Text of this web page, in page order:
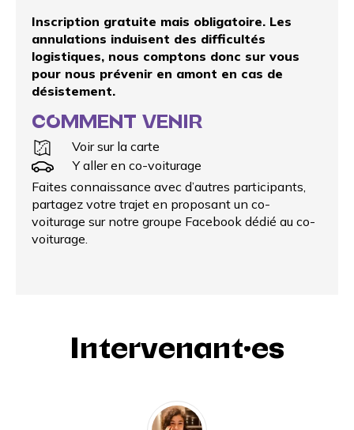
Inscription gratuite mais obligatoire. Les
annulations induisent des difficultés
logistiques, nous comptons donc sur vous
pour nous prévenir en amont en cas de
désistement.
COMMENT VENIR
Voir sur la carte
Y aller en co-voiturage
Faites connaissance avec d’autres participants,
partagez votre trajet en proposant un co-
voiturage sur notre groupe Facebook dédié au co-
voiturage.
Intervenant·es